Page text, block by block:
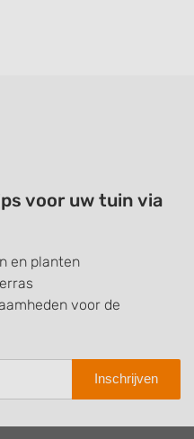
voor uw tuin via
en planten
voor de
Inschrijven